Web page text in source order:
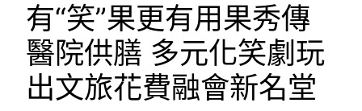
有“笑”果更有用果秀傳
醫院供膳 多元化笑劇玩
出文旅花費融會新名堂